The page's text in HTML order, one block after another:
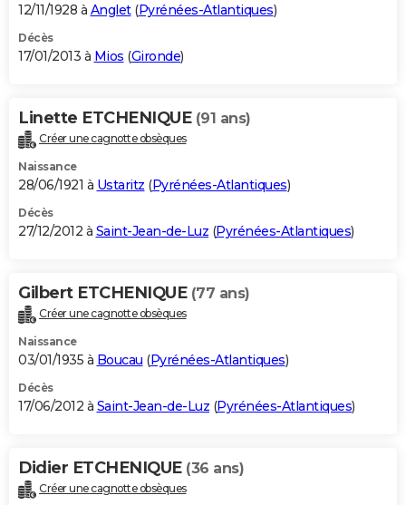
12/11/1928 à Anglet(Pyrénées-Atlantiques)
Décès
17/01/2013 à Mios (Gironde)
Linette ETCHENIQUE (91 ans)
Créer une cagnotte obsèques
Naissance
28/06/1921 à Ustaritz (Pyrénées-Atlantiques)
Décès
27/12/2012 à Saint-Jean-de-Luz (Pyrénées-Atlantiques)
Gilbert ETCHENIQUE (77 ans)
Créer une cagnotte obsèques
Naissance
03/01/1935 à Boucau (Pyrénées-Atlantiques)
Décès
17/06/2012 à Saint-Jean-de-Luz (Pyrénées-Atlantiques)
Didier ETCHENIQUE (36 ans)
Créer une cagnotte obsèques